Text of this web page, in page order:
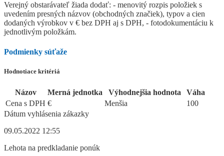
Verejný obstarávateľ žiada dodať: - menovitý rozpis položiek s
uvedením presných názvov (obchodných značiek), typov a cien
dodaných výrobkov v € bez DPH aj s DPH, - fotodokumentáciu k
jednotlivým položkám.
Podmienky súťaže
Hodnotiace kritériá
Názov Merná jednotka Výhodnejšia hodnota
Váha
Cena s DPH € Menšia
100
Dátum vyhlásenia zákazky
09.05.2022 12:55
Lehota na predkladanie ponúk